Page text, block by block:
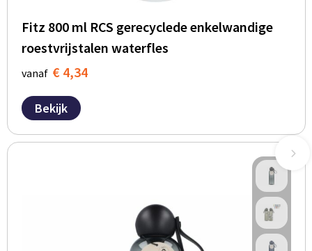
Fitz 800 ml RCS gerecyclede enkelwandige
roestvrijstalen waterfles
vanaf € 4,34
Bekijk